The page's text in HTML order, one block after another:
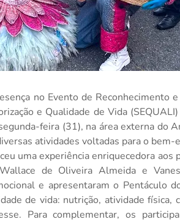
no Evento de Reconhecimento
e Qualidade de Vida
feira (31), na área externa do
atividades voltadas para o bem-
uma experiência enriquecedora aos
de Oliveira Almeida e
e apresentaram o Pentáculo
de vida: nutrição, atividade física,
Para complementar, os